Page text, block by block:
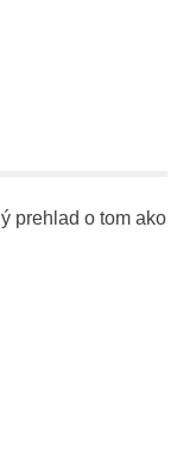
prehlad o tom ako